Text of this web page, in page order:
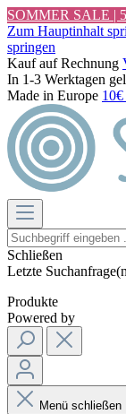
SOMMER SALE |
Zum Hauptinhalt
springen
Kauf auf Rechnung
In 1-3 Werktagen
Made in Europe
Schließen
Letzte
Produkte
Powered by
Menü schließen